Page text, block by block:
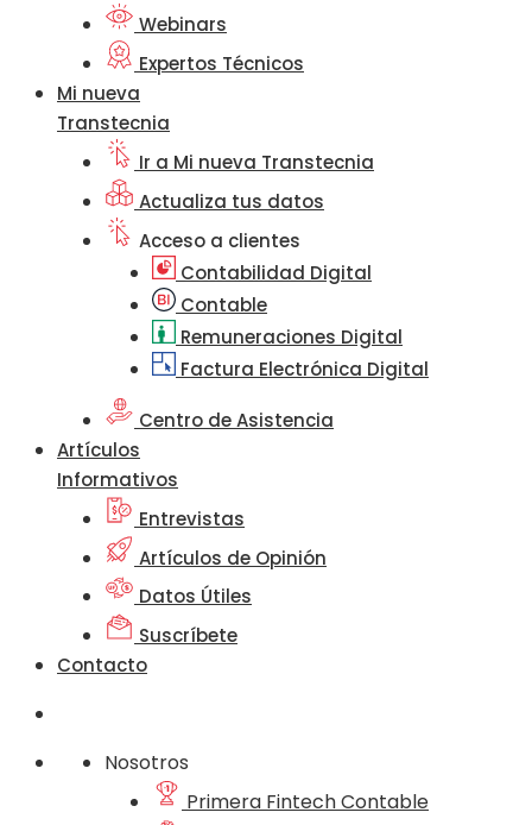
Webinars
Expertos Técnicos
Mi nueva
Transtecnia
Ir a Mi nueva Transtecnia
Actualiza tus datos
Acceso a clientes
Contabilidad Digital
Contable
Remuneraciones Digital
Factura Electrónica Digital
Centro de Asistencia
Artículos
Informativos
Entrevistas
Artículos de Opinión
Datos Útiles
Suscríbete
Contacto
Nosotros
Primera Fintech Contable